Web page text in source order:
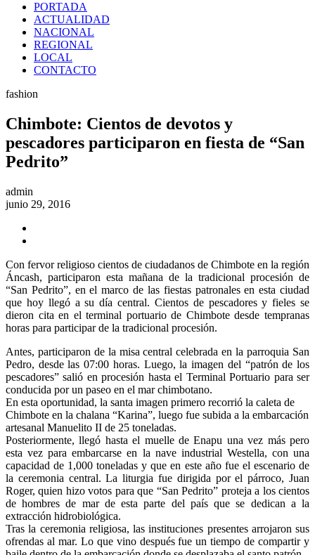
PORTADA
ACTUALIDAD
NACIONAL
REGIONAL
LOCAL
CONTACTO
fashion
Chimbote: Cientos de devotos y
pescadores participaron en fiesta de “San
Pedrito”
admin
junio 29, 2016
Con fervor religioso cientos de ciudadanos de Chimbote en la región
Áncash, participaron esta mañana de la tradicional procesión de
“San Pedrito”, en el marco de las fiestas patronales en esta ciudad
que hoy llegó a su día central. Cientos de pescadores y fieles se
dieron cita en el terminal portuario de Chimbote desde tempranas
horas para participar de la tradicional procesión.
Antes, participaron de la misa central celebrada en la parroquia San
Pedro, desde las 07:00 horas. Luego, la imagen del “patrón de los
pescadores” salió en procesión hasta el Terminal Portuario para ser
conducida por un paseo en el mar chimbotano.
En esta oportunidad, la santa imagen primero recorrió la caleta de
Chimbote en la chalana “Karina”, luego fue subida a la embarcación
artesanal Manuelito II de 25 toneladas.
Posteriormente, llegó hasta el muelle de Enapu una vez más pero
esta vez para embarcarse en la nave industrial Westella, con una
capacidad de 1,000 toneladas y que en este año fue el escenario de
la ceremonia central. La liturgia fue dirigida por el párroco, Juan
Roger, quien hizo votos para que “San Pedrito” proteja a los cientos
de hombres de mar de esta parte del país que se dedican a la
extracción hidrobiológica.
Tras la ceremonia religiosa, las instituciones presentes arrojaron sus
ofrendas al mar. Lo que vino después fue un tiempo de compartir y